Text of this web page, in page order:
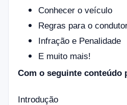
Conhecer o veículo
Regras para o
Infração e Penalidade
E muito mais!
Com o seguinte conteúdo
Introdução